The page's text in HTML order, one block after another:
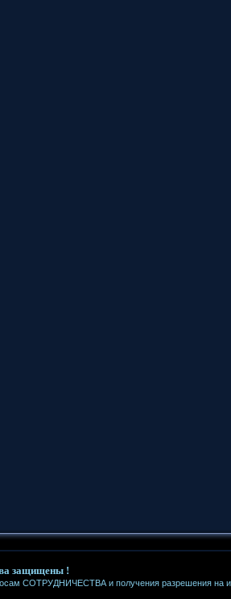
защищены !
СОТРУДНИЧЕСТВА и получения разрешения на